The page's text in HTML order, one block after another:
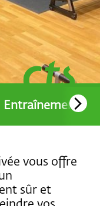
Entraînement
vous offre
sûr et